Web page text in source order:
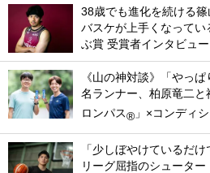
38歳でも進化を続ける
バスケが上手くなって
ぶ賞 受賞者インタビュー
《山の神対談》「やっ
名ランナー、柏原竜二
ロンパス® 」×コンディ
「少しぼやけているだ
リーグ屈指のシューター